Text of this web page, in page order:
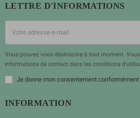
LETTRE D'INFORMATIONS
Vous pouvez vous désinscrire à tout moment.
informations de contact dans les conditions
Je donne mon consentement conformément
INFORMATION